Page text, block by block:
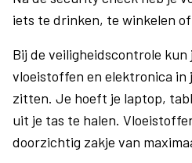
iets te drinken, te winkelen
Bij de veiligheidscontrole kun
vloeistoffen en elektronica in
zitten. Je hoeft je laptop,
uit je tas te halen.
doorzichtig zakje van